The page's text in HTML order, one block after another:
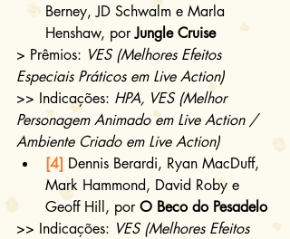
Berney, JD Schwalm e Marla
Henshaw, por Jungle Cruise
> Prêmios: VES (Melhores Efeitos
Especiais Práticos em Live Action)
>> Indicações: HPA, VES (Melhor
Personagem Animado em Live Action /
Ambiente Criado em Live Action)
[4] Dennis Berardi, Ryan MacDuff,
Mark Hammond, David Roby e
Geoff Hill, por O Beco do Pesadelo
>> Indicações: VES (Melhores Efeitos